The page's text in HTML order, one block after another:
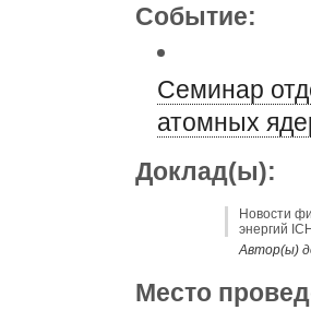
Событие:
Семинар
атомных
Доклад(ы):
Новости
энергий
Автор(ы)
Место